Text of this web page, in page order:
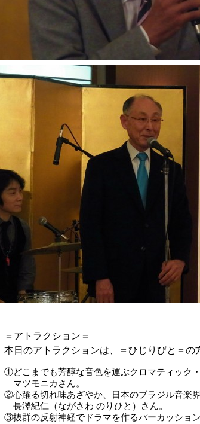
＝アトラクション＝
本日のアトラクションは、＝ひじりびと＝の
①どこまでも芳醇な音色を運ぶクロマティック
マツモニカさん。
②心躍る切れ味あざやか、日本のブラジル音楽
長澤紀仁（ながさわ のりひと）さん。
③抜群の反射神経でドラマを作るパーカッション